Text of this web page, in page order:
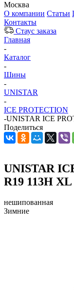
Москва
О компании Статьи
Контакты
Стаус заказа
Главная
-
Каталог
-
Шины
-
UNISTAR
-
ICE PROTECTION
-UNISTAR ICE
Поделиться
UNISTAR
R19 113H XL
нешипованная
Зимние